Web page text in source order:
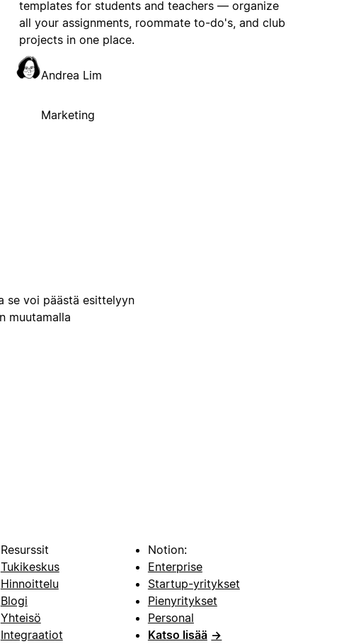
templates for students and teachers — organize
all your assignments, roommate to-do's, and club
projects in one place.
Andrea Lim
Marketing
se voi päästä esittelyyn
muutamalla
Resurssit
Tukikeskus
Hinnoittelu
Blogi
Yhteisö
Integraatiot
Notion:
Enterprise
Startup-yritykset
Pienyritykset
Personal
Katso lisää →